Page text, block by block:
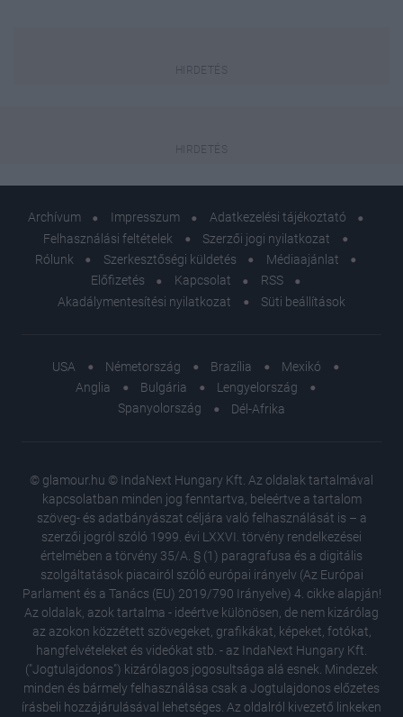
Archívum Impresszum
Adatkezelési tájékoztató
Felhasználási feltételek
Szerzői jogi nyilatkozat
Rólunk
Szerkesztőségi küldetés
Médiaajánlat
Előfizetés
Kapcsolat
RSS
Akadálymentesítési nyilatkozat
Süti beállítások
USA Németország Brazília
Mexikó
Anglia
Bulgária
Lengyelország
Spanyolország
Dél-Afrika
© glamour.hu © IndaNext Hungary Kft. Az oldalak tartalmával
kapcsolatban minden jog fenntartva, beleértve a tartalom
szöveg- és adatbányászat céljára való felhasználását is – a
szerzői jogról szóló 1999. évi LXXVI. törvény rendelkezései
értelmében a törvény 35/A. § (1) paragrafusa és a digitális
szolgáltatások piacairól szóló európai irányelv (Az Európai
Parlament és a Tanács (EU) 2019/790 Irányelve) 4. cikke alapján!
Az oldalak, azok tartalma - ideértve különösen, de nem kizárólag
az azokon közzétett szövegeket, grafikákat, képeket, fotókat,
hangfelvételeket és videókat stb. - az IndaNext Hungary Kft.
("Jogtulajdonos") kizárólagos jogosultsága alá esnek. Mindezek
minden és bármely felhasználása csak a Jogtulajdonos előzetes
írásbeli hozzájárulásával lehetséges. Az oldalról kivezető linkeken